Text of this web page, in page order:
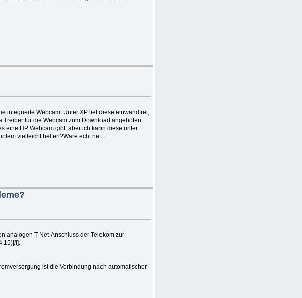
integrierte Webcam. Unter XP lief diese einwandfrei,
für die Webcam zum Download angeboten
eine HP Webcam gibt, aber ich kann diese unter
vielleicht helfen?Wäre echt nett.
analogen T-Net-Anschluss der Telekom zur
i].
ist die Verbindung nach automatischer